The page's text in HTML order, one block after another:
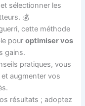
et sélectionner les
💰
cette méthode
pour optimiser vos
gains.
pratiques, vous
augmenter vos
résultats ; adoptez